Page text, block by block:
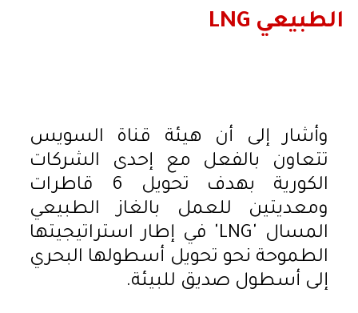
الطبيعي LNG
وأشار إلى أن هيئة قناة السويس
تتعاون بالفعل مع إحدى الشركات
الكورية بهدف تحويل 6 قاطرات
ومعديتين للعمل بالغاز الطبيعي
المسال 'LNG' في إطار استراتيجيتها
الطموحة نحو تحويل أسطولها البحري
إلى أسطول صديق للبيئة.